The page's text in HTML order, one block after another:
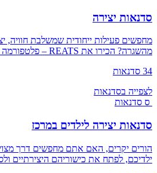
סדנאות יצירה
מחפשים פעילות ייחודית שמשלבת חוויה,
מהשגרה? הכירו את REATS – פלטפורמה חדשנית …
34 סדנאות
לצפייה בסדנאות
ס סדנאות
סדנאות יצירה לילדים במרכז
הורים יקרים, האם אתם מחפשים דרך
ילדיכם, לפתח את כישוריהם היצירתיים